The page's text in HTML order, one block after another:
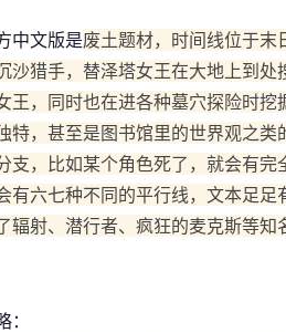
中文版是废土题材，时间线位于
沙猎手，替泽塔女王在大地上到处
王，同时也在进各种墓穴探险时挖
特，甚至是图书馆里的世界观之类
支，比如某个角色死了，就会有完
有六七种不同的平行线，文本足足
辐射、潜行者、疯狂的麦克斯等知